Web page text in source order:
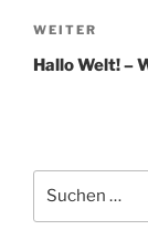
Nächster
Beitrag
WEITER
Hallo Welt! –
nach: